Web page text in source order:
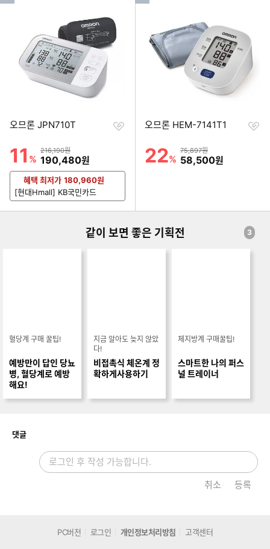
오므론 JPN710T
할인률
11 %
상품금액
216,190원
할인금액
190,480원
찜
혜택 최저가 180,960원
[현대Hmall] KB국민카드
오므론 HEM-7141T1
할인률
22%
상품금액
75,897원
할인금액
58,500원
찜
같이 보면 좋은 기획전 3
혈당계 구매 꿀팁!
예방만이 답인 당뇨
병, 혈당계로 예방
해요!
지금 알아도 늦지 않았
다!
비접촉식 체온계 정
확하게사용하기
체지방계 구매꿀팁!
스마트한 나의 퍼스
널 트레이너
댓글개
취소 등록
PC버전 로그인 개인정보처리방침 고객센터